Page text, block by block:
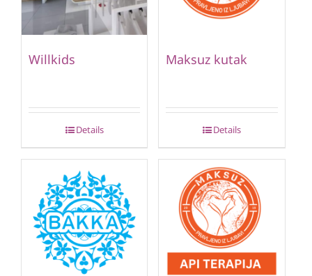
Willkids
Details
Maksuz kutak
Details